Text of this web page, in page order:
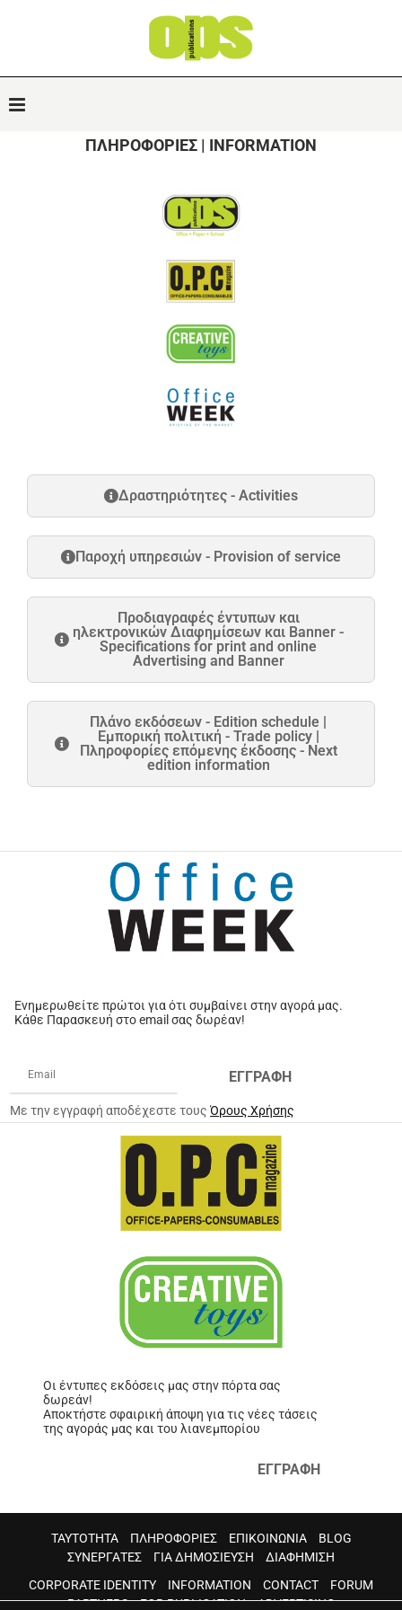
ΠΛΗΡΟΦΟΡΙΕΣ | INFORMATION
Δραστηριότητες - Activities
Παροχή υπηρεσιών - Provision of service
Προδιαγραφές έντυπων και
ηλεκτρονικών Διαφημίσεων και Banner -
Specifications for print and online
Advertising and Banner
Πλάνο εκδόσεων - Edition schedule |
Εμπορική πολιτική - Trade policy |
Πληροφορίες επόμενης έκδοσης - Next
edition information
Ενημερωθείτε πρώτοι για ότι συμβαίνει στην αγορά μας.
Κάθε Παρασκευή στο email σας δωρέαν!
ΕΓΓΡΑΦΗ
Με την εγγραφή αποδέχεστε τουςΌρους Χρήσης
Οι έντυπες εκδόσεις μας στην πόρτα σας
δωρεάν!
Αποκτήστε σφαιρική άποψη για τις νέες τάσεις
της αγοράς μας και του λιανεμπορίου
ΕΓΓΡΑΦΗ
ΤΑΥΤΟΤΗΤΑ ΠΛΗΡΟΦΟΡΙΕΣ ΕΠΙΚΟΙΝΩΝΙΑ
BLOG
ΣΥΝΕΡΓΑΤΕΣ
ΓΙΑ ΔΗΜΟΣΙΕΥΣΗ
ΔΙΑΦΗΜΙΣΗ
CORPORATE IDENTITY
INFORMATION CONTACT
FORUM
PARTNERS
FOR PUBLICATION ADVERTISING